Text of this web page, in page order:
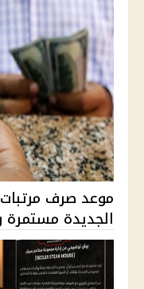
الجديدة مستمرة